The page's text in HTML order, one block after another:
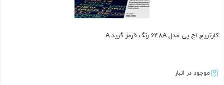
کارتریج اچ پی مدل 648A رنگ قرمز گرید A
موجود در انبار